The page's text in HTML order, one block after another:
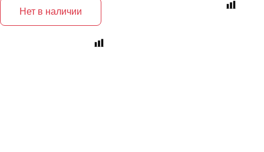
Нет в наличии